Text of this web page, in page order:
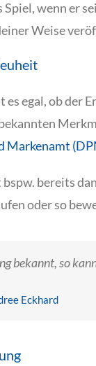
wenn er
Weise
egal, ob der
Markenamt
bereits
oder so
bekannt, so
Eckhard